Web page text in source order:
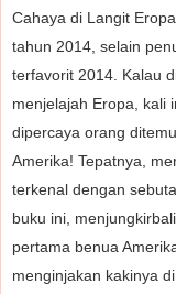
Cahaya di Langit
tahun 2014, selain
terfavorit 2014. Kalau
menjelajah Eropa, kali
dipercaya orang
Amerika! Tepatnya,
terkenal dengan
buku ini,
pertama benua
menginjakan kakinya